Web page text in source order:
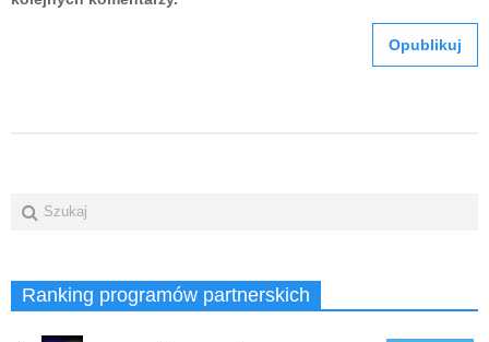
Ranking programów partnerskich